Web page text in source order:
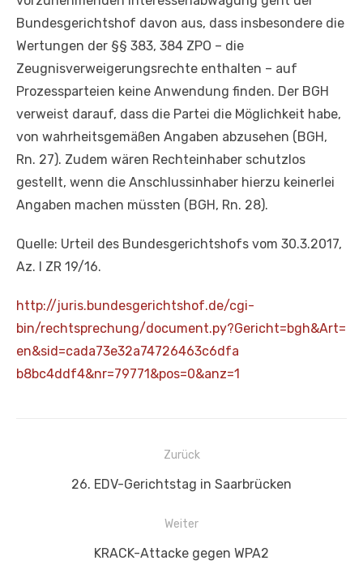
Bundesgerichtshof davon aus, dass insbesondere die
Wertungen der §§ 383, 384 ZPO – die
Zeugnisverweigerungsrechte enthalten – auf
Prozessparteien keine Anwendung finden. Der BGH
verweist darauf, dass die Partei die Möglichkeit habe,
von wahrheitsgemäßen Angaben abzusehen (BGH,
Rn. 27). Zudem wären Rechteinhaber schutzlos
gestellt, wenn die Anschlussinhaber hierzu keinerlei
Angaben machen müssten (BGH, Rn. 28).
Quelle: Urteil des Bundesgerichtshofs vom 30.3.2017,
Az. I ZR 19/16.
http://juris.bundesgerichtshof.de/cgi-
bin/rechtsprechung/document.py?Gericht=bgh&Art=
en&sid=cada73e32a74726463c6dfa
b8bc4ddf4&nr=79771&pos=0&anz=1
Beitragsnavigation
Zurück
Vorheriger
26. EDV-Gerichtstag in Saarbrücken
Weiter
Nächster
KRACK-Attacke gegen WPA2